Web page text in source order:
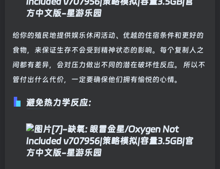
给你的殖民地提供娱乐休闲活动、优越的住宿条件和更好的
食物，来保证生存不会受到精神状态的影响。每个复制人之
间都有差异，会对压力做出不同的潜在破坏性反应。 所以不
管付出什么代价，一定要确保他们拥有愉悦的心情。
避免热力学反应：